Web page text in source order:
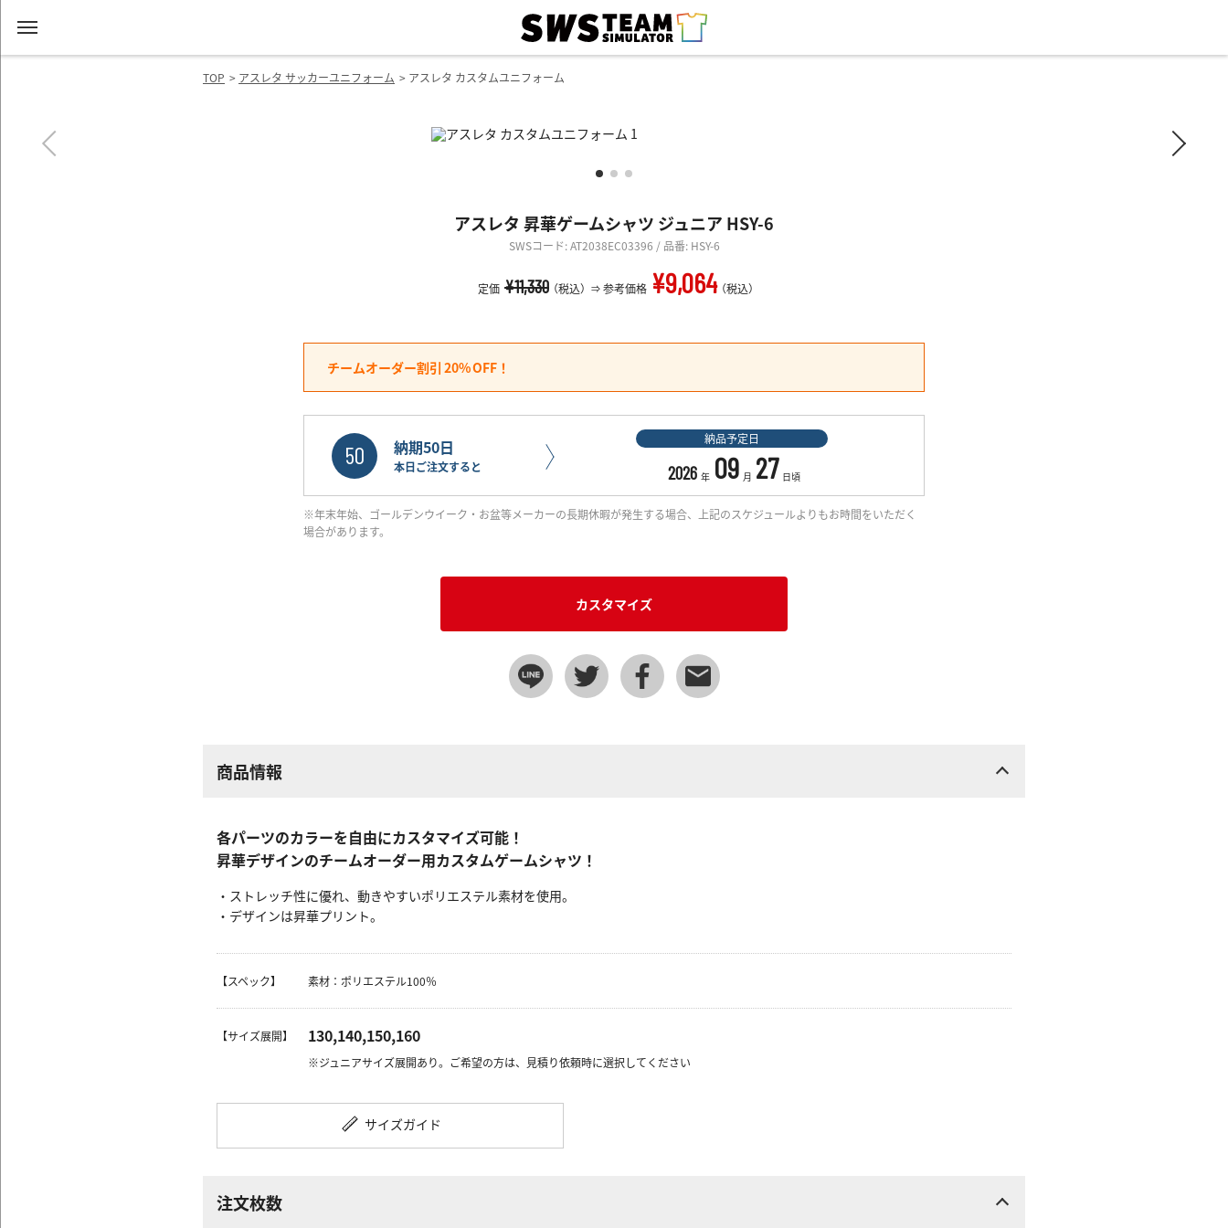
TOP アスレタ サッカーユニフォーム アスレタ カスタムユニフォーム
アスレタ 昇華ゲームシャツ ジュニア HSY-6
SWSコード: AT2038EC03396 / 品番: HSY-6
定価 ¥11,330（税込） 参考価格 ¥9,064（税込）
チームオーダー割引 20%OFF！
50 納期50日
本日ご注文すると
納品予定日
2026 年 09 月 27 日頃
※年末年始、ゴールデンウイーク・お盆等メーカーの長期休暇が発生する場合、上記のスケジュールよりもお時間をいただく
場合があります。
カスタマイズ
商品情報
各パーツのカラーを自由にカスタマイズ可能！
昇華デザインのチームオーダー用カスタムゲームシャツ！
・ストレッチ性に優れ、動きやすいポリエステル素材を使用。
・デザインは昇華プリント。
【スペック】 素材：ポリエステル100％
【サイズ展開】 130,140,150,160
※ジュニアサイズ展開あり。ご希望の方は、見積り依頼時に選択してください
サイズガイド
注文枚数